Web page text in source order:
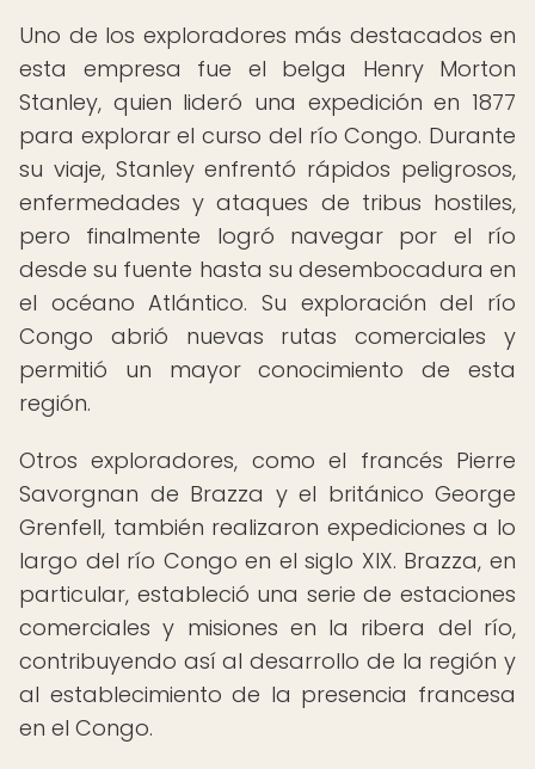
Uno de los exploradores más destacados en
esta empresa fue el belga Henry Morton
Stanley, quien lideró una expedición en 1877
para explorar el curso del río Congo. Durante
su viaje, Stanley enfrentó rápidos peligrosos,
enfermedades y ataques de tribus hostiles,
pero finalmente logró navegar por el río
desde su fuente hasta su desembocadura en
el océano Atlántico. Su exploración del río
Congo abrió nuevas rutas comerciales y
permitió un mayor conocimiento de esta
región.
Otros exploradores, como el francés Pierre
Savorgnan de Brazza y el británico George
Grenfell, también realizaron expediciones a lo
largo del río Congo en el siglo XIX. Brazza, en
particular, estableció una serie de estaciones
comerciales y misiones en la ribera del río,
contribuyendo así al desarrollo de la región y
al establecimiento de la presencia francesa
en el Congo.